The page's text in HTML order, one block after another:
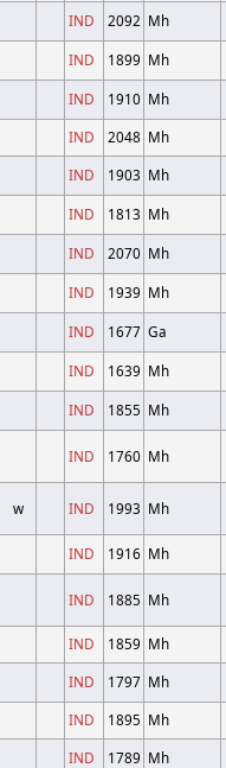
IND 2092 Mh
IND 1899 Mh
IND 1910 Mh
IND 2048 Mh
IND 1903 Mh
IND 1813 Mh
IND 2070 Mh
IND 1939 Mh
IND 1677 Ga
IND 1639 Mh
IND 1855 Mh
IND 1760 Mh
w IND 1993 Mh
IND 1916 Mh
IND 1885 Mh
IND 1859 Mh
IND 1797 Mh
IND 1895 Mh
IND 1789 Mh